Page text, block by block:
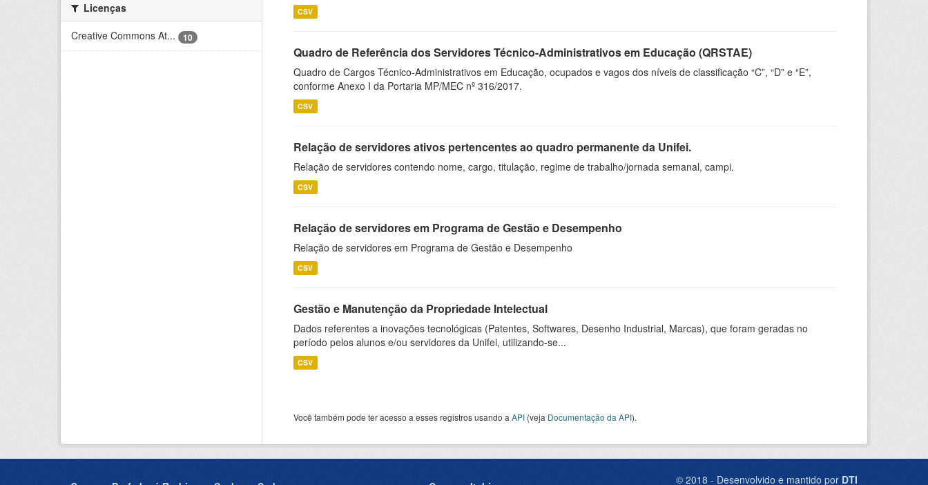
Licenças
Creative Commons At...
10
CSV
Quadro de Referência dos Servidores Técnico-Administrativos em Educação (QRSTAE)
Quadro de Cargos Técnico-Administrativos em Educação, ocupados e vagos dos níveis de classificação “C”, “D” e “E”,
conforme Anexo I da Portaria MP/MEC nº 316/2017.
CSV
Relação de servidores ativos pertencentes ao quadro permanente da Unifei.
Relação de servidores contendo nome, cargo, titulação, regime de trabalho/jornada semanal, campi.
CSV
Relação de servidores em Programa de Gestão e Desempenho
Relação de servidores em Programa de Gestão e Desempenho
CSV
Gestão e Manutenção da Propriedade Intelectual
Dados referentes a inovações tecnológicas (Patentes, Softwares, Desenho Industrial, Marcas), que foram geradas no
período pelos alunos e/ou servidores da Unifei, utilizando-se...
CSV
Você também pode ter acesso a esses registros usando a API (veja Documentação da API).
© 2018 - Desenvolvido e mantido por DTI